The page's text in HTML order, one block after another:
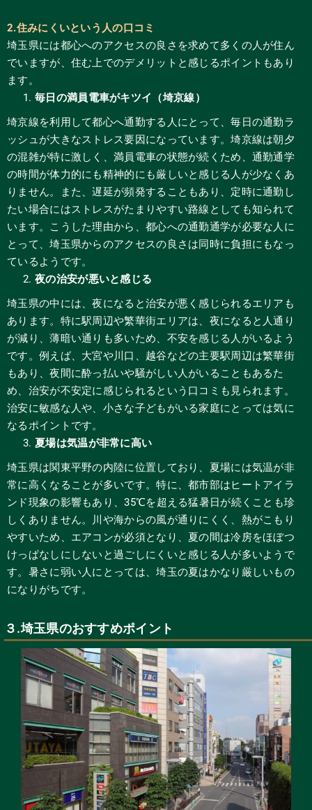
2.住みにくいという人の口コミ
埼玉県には都心へのアクセスの良さを求めて多くの人が住ん
でいますが、住む上でのデメリットと感じるポイントもあり
ます。
毎日の満員電車がキツイ（埼京線）
埼京線を利用して都心へ通勤する人にとって、毎日の通勤ラ
ッシュが大きなストレス要因になっています。埼京線は朝夕
の混雑が特に激しく、満員電車の状態が続くため、通勤通学
の時間が体力的にも精神的にも厳しいと感じる人が少なくあ
りません。また、遅延が頻発することもあり、定時に通勤し
たい場合にはストレスがたまりやすい路線としても知られて
います。こうした理由から、都心への通勤通学が必要な人に
とって、埼玉県からのアクセスの良さは同時に負担にもなっ
ているようです。
夜の治安が悪いと感じる
埼玉県の中には、夜になると治安が悪く感じられるエリアも
あります。特に駅周辺や繁華街エリアは、夜になると人通り
が減り、薄暗い通りも多いため、不安を感じる人がいるよう
です。例えば、大宮や川口、越谷などの主要駅周辺は繁華街
もあり、夜間に酔っ払いや騒がしい人がいることもあるた
め、治安が不安定に感じられるという口コミも見られます。
治安に敏感な人や、小さな子どもがいる家庭にとっては気に
なるポイントです。
夏場は気温が非常に高い
埼玉県は関東平野の内陸に位置しており、夏場には気温が非
常に高くなることが多いです。特に、都市部はヒートアイラ
ンド現象の影響もあり、35℃を超える猛暑日が続くことも珍
しくありません。川や海からの風が通りにくく、熱がこもり
やすいため、エアコンが必須となり、夏の間は冷房をほぼつ
けっぱなしにしないと過ごしにくいと感じる人が多いようで
す。暑さに弱い人にとっては、埼玉の夏はかなり厳しいもの
になりがちです。
３.埼玉県のおすすめポイント